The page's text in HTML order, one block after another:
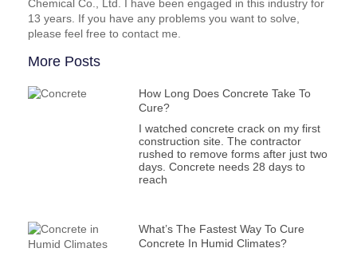
Chemical Co., Ltd. I have been engaged in this industry for
13 years. If you have any problems you want to solve,
please feel free to contact me.
More Posts
How Long Does Concrete Take To
Cure?
I watched concrete crack on my first
construction site. The contractor
rushed to remove forms after just two
days. Concrete needs 28 days to
reach
What’s The Fastest Way To Cure
Concrete In Humid Climates?